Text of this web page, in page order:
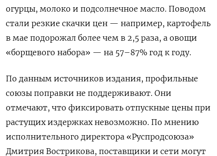
огурцы, молоко и подсолнечное масло. Поводом
стали резкие скачки цен — например, картофель
в мае подорожал более чем в 2,5 раза, а овощи
«борщевого набора» — на 57–87% год к году.
По данным источников издания, профильные
союзы поправки не поддерживают. Они
отмечают, что фиксировать отпускные цены при
растущих издержках невозможно. По мнению
исполнительного директора «Руспродсоюза»
Дмитрия Вострикова, поставщики и сети могут